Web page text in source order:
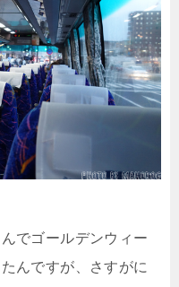
でゴールデンウィー
んですが、さすがに